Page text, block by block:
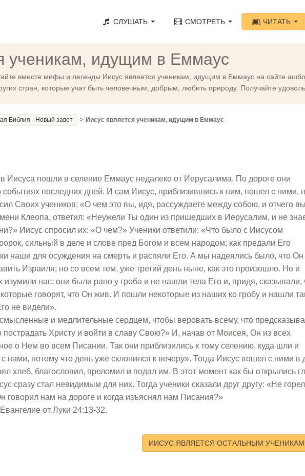
СЛУШАТЬ СМОТРЕТЬ ЧИТАТЬ
ученикам, идущим в Еммаус
вместе мифы и легенды Иисус является ученикам, идущим в Еммаус на сайте
стран, которые учат быть человечным, добрым, любить природу. Получайте
Библия - Новый завет > Иисус является ученикам, идущим в Еммаус
Иисуса пошли в селение Еммаус недалеко от Иерусалима. По дороге они
событиях последних дней. И сам Иисус, приблизившись к ним, пошел с ними,
Своих учеников: «О чем это вы, идя, рассуждаете между собою, и отчего вы
Клеопа, ответил: «Неужели Ты один из пришедших в Иерусалим, и не
Иисус спросил их: «О чем?» Ученики ответили: «Что было с Иисусом
сильный в деле и слове пред Богом и всем народом; как предали Его
наши для осуждения на смерть и распяли Его. А мы надеялись было, что Он
Израиля; но со всем тем, уже третий день ныне, как это произошло. Но и
нас: они были рано у гроба и не нашли тела Его и, придя, сказывали,
говорят, что Он жив. И пошли некоторые из наших ко гробу и нашли
не видели».
и медлительные сердцем, чтобы веровать всему, что
Христу и войти в славу Свою?» И, начав от Моисея, Он из всех
о Нем во всем Писании. Так они приблизились к тому селению, куда шли и
нами, потому что день уже склонился к вечеру». Тогда Иисус вошел с ними в
хлеб, благословил, преломил и подал им. В этот момент как бы открылись
сразу стал невидимым для них. Тогда ученики сказали друг другу: «Не
говорил нам на дороге и когда изъяснял нам Писания?»
от Луки 24:13-32.
ИИСУС ЯВЛЯЕТСЯ ОСТАЛЬНЫМ